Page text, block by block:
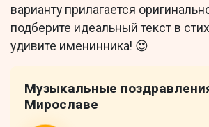
варианту прилагается
подберите идеальный текст в
удивите именинника! 😍
Музыкальные
Мирославе